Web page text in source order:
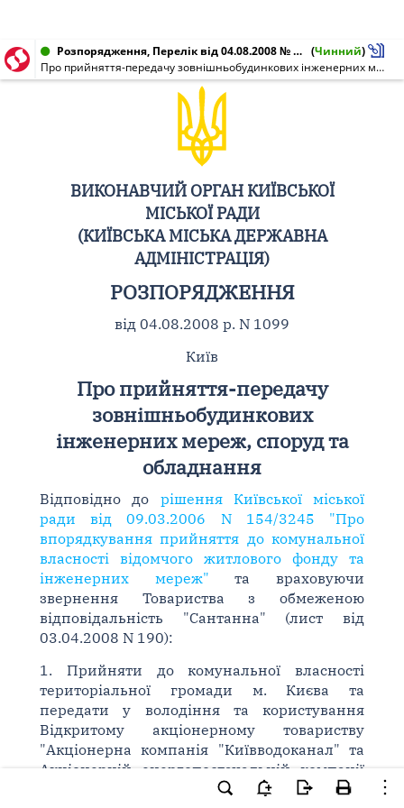
Розпорядження, Перелік від 04.08.2008 № 1099 (Чинний)
Про прийняття-передачу зовнішньобудинкових інженерних мереж, споруд та обладнання
ВИКОНАВЧИЙ ОРГАН КИЇВСЬКОЇ
МІСЬКОЇ РАДИ
(КИЇВСЬКА МІСЬКА ДЕРЖАВНА
АДМІНІСТРАЦІЯ)
РОЗПОРЯДЖЕННЯ
від 04.08.2008 р. N 1099
Київ
Про прийняття-передачу
зовнішньобудинкових
інженерних мереж, споруд та
обладнання
Відповідно до рішення Київської міської
ради від 09.03.2006 N 154/3245 "Про
впорядкування прийняття до комунальної
власності відомчого житлового фонду та
інженерних мереж" та враховуючи
звернення Товариства з обмеженою
відповідальність "Сантанна" (лист від
03.04.2008 N 190):
1. Прийняти до комунальної власності
територіальної громади м. Києва та
передати у володіння та користування
Відкритому акціонерному товариству
"Акціонерна компанія "Київводоканал" та
Акціонерній енергопостачальній компанії
"Київенерго" зовнішньобудинкові